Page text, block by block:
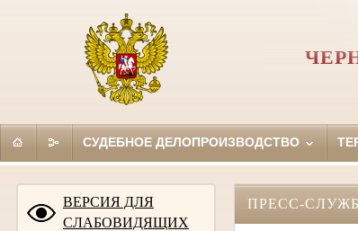
СУДЕБНОЕ ДЕЛОПРОИЗВОДСТВО
ВЕРСИЯ ДЛЯ
СЛАБОВИДЯЩИХ
ПРЕСС-